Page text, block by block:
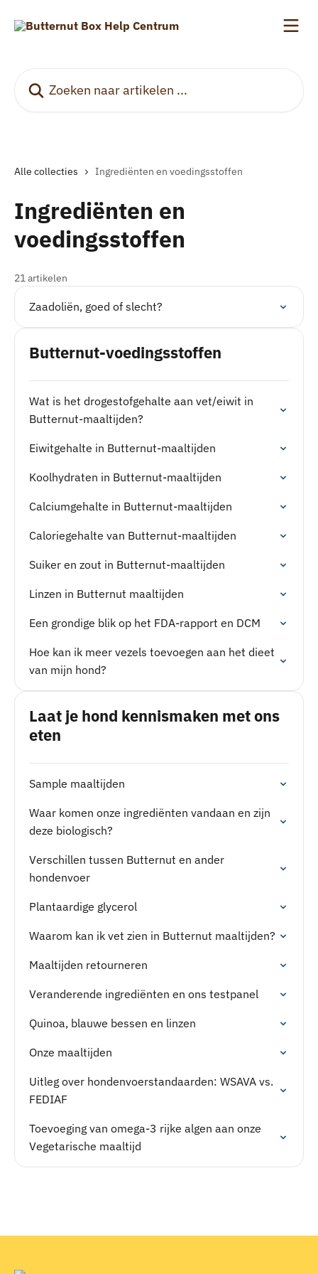
Alle collecties Ingrediënten en voedingsstoffen
Ingrediënten en
voedingsstoffen
21 artikelen
Zaadoliën, goed of slecht?
Butternut-voedingsstoffen
Wat is het drogestofgehalte aan vet/eiwit in
Butternut-maaltijden?
Eiwitgehalte in Butternut-maaltijden
Koolhydraten in Butternut-maaltijden
Calciumgehalte in Butternut-maaltijden
Caloriegehalte van Butternut-maaltijden
Suiker en zout in Butternut-maaltijden
Linzen in Butternut maaltijden
Een grondige blik op het FDA-rapport en DCM
Hoe kan ik meer vezels toevoegen aan het dieet
van mijn hond?
Laat je hond kennismaken met ons
eten
Sample maaltijden
Waar komen onze ingrediënten vandaan en zijn
deze biologisch?
Verschillen tussen Butternut en ander
hondenvoer
Plantaardige glycerol
Waarom kan ik vet zien in Butternut maaltijden?
Maaltijden retourneren
Veranderende ingrediënten en ons testpanel
Quinoa, blauwe bessen en linzen
Onze maaltijden
Uitleg over hondenvoerstandaarden: WSAVA vs.
FEDIAF
Toevoeging van omega-3 rijke algen aan onze
Vegetarische maaltijd